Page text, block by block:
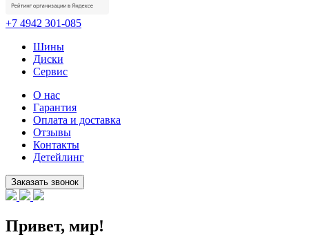
+7 4942 301-085
Шины
Диски
Сервис
О нас
Гарантия
Оплата и доставка
Отзывы
Контакты
Детейлинг
Привет, мир!